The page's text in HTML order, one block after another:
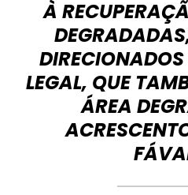
À
LEGAL, QUE
ÁREA